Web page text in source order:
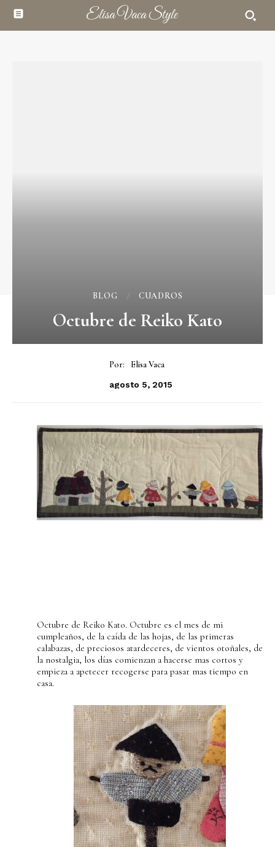
Elisa Vaca Style
BLOG CUADROS
Octubre de Reiko Kato
Por: Elisa Vaca
agosto 5, 2015
Octubre de Reiko Kato. Octubre es el mes de mi
cumpleaños, de la caída de las hojas, de las primeras
calabazas, de preciosos atardeceres, de vientos otoñales, de
la nostalgia, los días comienzan a hacerse mas cortos y
empieza a apetecer recogerse para pasar mas tiempo en
casa.